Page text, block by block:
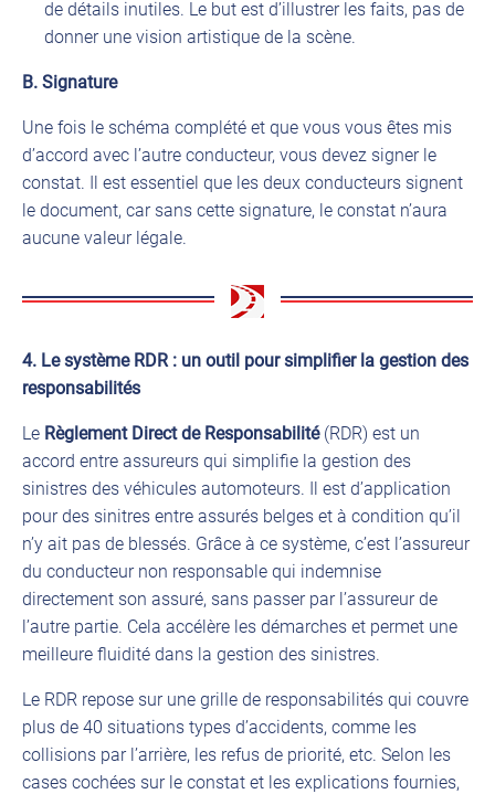
de détails inutiles. Le but est d’illustrer les faits, pas de
donner une vision artistique de la scène.
B. Signature
Une fois le schéma complété et que vous vous êtes mis
d’accord avec l’autre conducteur, vous devez signer le
constat. Il est essentiel que les deux conducteurs signent
le document, car sans cette signature, le constat n’aura
aucune valeur légale.
4. Le système RDR : un outil pour simplifier la gestion des
responsabilités
Le Règlement Direct de Responsabilité(RDR) est un
accord entre assureurs qui simplifie la gestion des
sinistres des véhicules automoteurs. Il est d’application
pour des sinitres entre assurés belges et à condition qu’il
n’y ait pas de blessés. Grâce à ce système, c’est l’assureur
du conducteur non responsable qui indemnise
directement son assuré, sans passer par l’assureur de
l’autre partie. Cela accélère les démarches et permet une
meilleure fluidité dans la gestion des sinistres.
Le RDR repose sur une grille de responsabilités qui couvre
plus de 40 situations types d’accidents, comme les
collisions par l’arrière, les refus de priorité, etc. Selon les
cases cochées sur le constat et les explications fournies,